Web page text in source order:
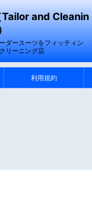
Tailor and Cleanin
ダースーツをフィッティン
リーニング店
利用規約